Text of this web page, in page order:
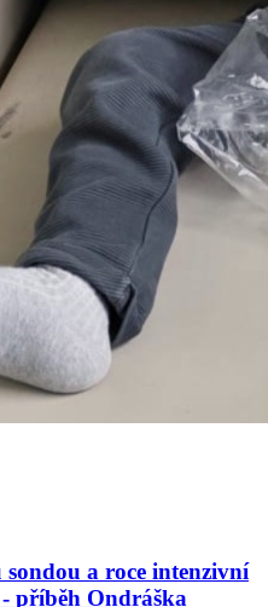
sondou a roce intenzivní
příběh Ondráška